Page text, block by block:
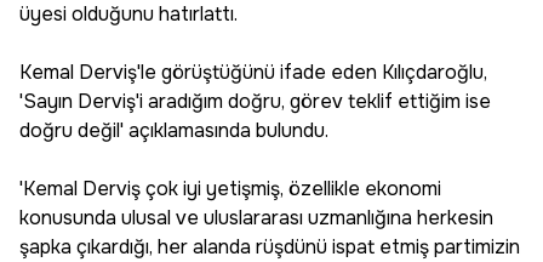
üyesi olduğunu hatırlattı.
Kemal Derviş'le görüştüğünü ifade eden Kılıçdaroğlu,
'Sayın Derviş'i aradığım doğru, görev teklif ettiğim ise
doğru değil' açıklamasında bulundu.
'Kemal Derviş çok iyi yetişmiş, özellikle ekonomi
konusunda ulusal ve uluslararası uzmanlığına herkesin
şapka çıkardığı, her alanda rüşdünü ispat etmiş partimizin